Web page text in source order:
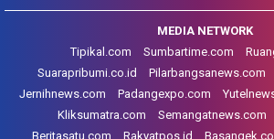
MEDIA NETWORK
Tipikal.com
Sumbartime.com
Suarapribumi.co.id
Pilarbangsanews.com
Jernihnews.com
Padangexpo.com
Kliksumatra.com
Semangatnews.com
Beritasatu.com
Rakyatpos.id